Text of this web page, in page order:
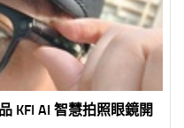
KFI AI 智慧拍照眼鏡開